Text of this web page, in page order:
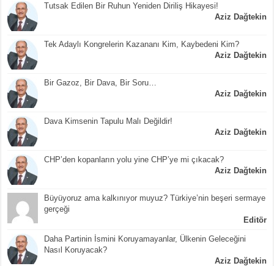
Tutsak Edilen Bir Ruhun Yeniden Diriliş Hikayesi!
Aziz Dağtekin
Tek Adaylı Kongrelerin Kazananı Kim, Kaybedeni Kim?
Aziz Dağtekin
Bir Gazoz, Bir Dava, Bir Soru…
Aziz Dağtekin
Dava Kimsenin Tapulu Malı Değildir!
Aziz Dağtekin
CHP’den kopanların yolu yine CHP’ye mi çıkacak?
Aziz Dağtekin
Büyüyoruz ama kalkınıyor muyuz? Türkiye’nin beşeri sermaye
gerçeği
Editör
Daha Partinin İsmini Koruyamayanlar, Ülkenin Geleceğini
Nasıl Koruyacak?
Aziz Dağtekin